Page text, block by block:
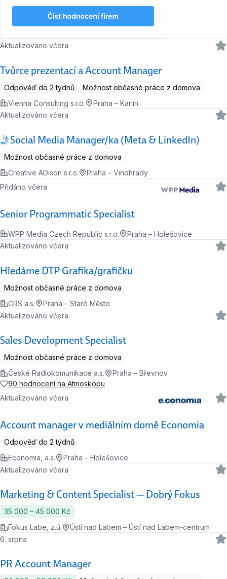
Tvůrce prezentací a Account Manager
Aktualizováno včera
Odpověď do 2 týdnů
Možnost občasné práce z domova
Vienna Consulting s.r.o.
Praha – Karlín
🤳Social Media Manager/ka (Meta & LinkedIn)
Aktualizováno včera
Možnost občasné práce z domova
Creative ADison s.r.o.
Praha – Vinohrady
Senior Programmatic Specialist
Přidáno včera
WPP Media Czech Republic s.r.o. Praha – Holešovice
Hledáme DTP Grafika/grafičku
Aktualizováno včera
Možnost občasné práce z domova
CRS a.s.
Praha – Staré Město
Sales Development Specialist
Aktualizováno včera
Možnost občasné práce z domova
České Radiokomunikace a.s.
Praha – Břevnov
90 hodnocení na Atmoskopu
Account manager v mediálním domě Economia
Aktualizováno včera
Odpověď do 2 týdnů
Economia, a.s.
Praha – Holešovice
Marketing & Content Specialist — Dobrý Fokus
Aktualizováno včera
35 000 ‍–‍ 45 000 Kč
Fokus Labe, z.ú.
Ústí nad Labem – Ústí nad Labem-centrum
PR Account Manager
6. srpna